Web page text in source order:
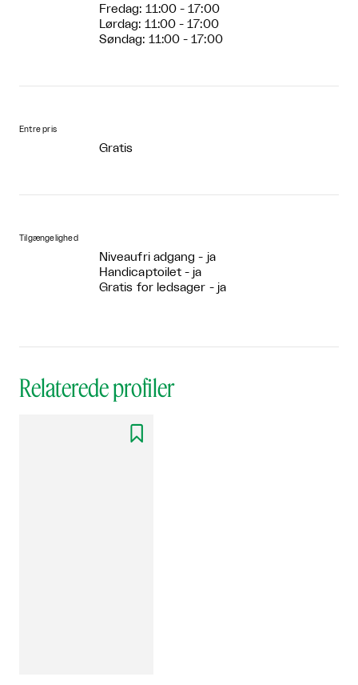
Fredag: 11:00 - 17:00
Lørdag: 11:00 - 17:00
Søndag: 11:00 - 17:00
Entre pris
Gratis
Tilgængelighed
Niveaufri adgang - ja
Handicaptoilet - ja
Gratis for ledsager - ja
Relaterede profiler
